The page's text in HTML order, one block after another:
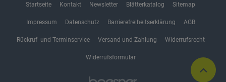
Startseite Kontakt Newsletter Blätterkatalog Sitemap
Impressum Datenschutz Barrierefreiheitserklärung AGB
Rückruf- und Terminservice Versand und Zahlung Widerrufsrecht
Widerrufsformular